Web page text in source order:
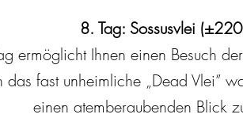
8. Tag: Sossusvlei
ermöglicht Ihnen einen Besuch
das fast unheimliche „Dead Vlei”
einen atemberaubenden Blick